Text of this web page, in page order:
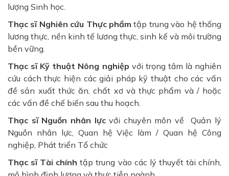
lượng Sinh học.
Thạc sĩ Nghiên cứu Thực phẩm tập trung vào hệ thống
lương thực, nền kinh tế lương thực, sinh kế và môi trường
bền vững.
Thạc sĩ Kỹ thuật Nông nghiệp với trọng tâm là nghiên
cứu cách thực hiện các giải pháp kỹ thuật cho các vấn
đề sản xuất thức ăn, chất xơ và thực phẩm và / hoặc
các vấn đề chế biến sau thu hoạch.
Thạc sĩ Nguồn nhân lựcvới chuyên môn về Quản lý
Nguồn nhân lực, Quan hệ Việc làm / Quan hệ Công
nghiệp, Phát triển Tổ chức
Thạc sĩ Tài chínhtập trung vào các lý thuyết tài chính,